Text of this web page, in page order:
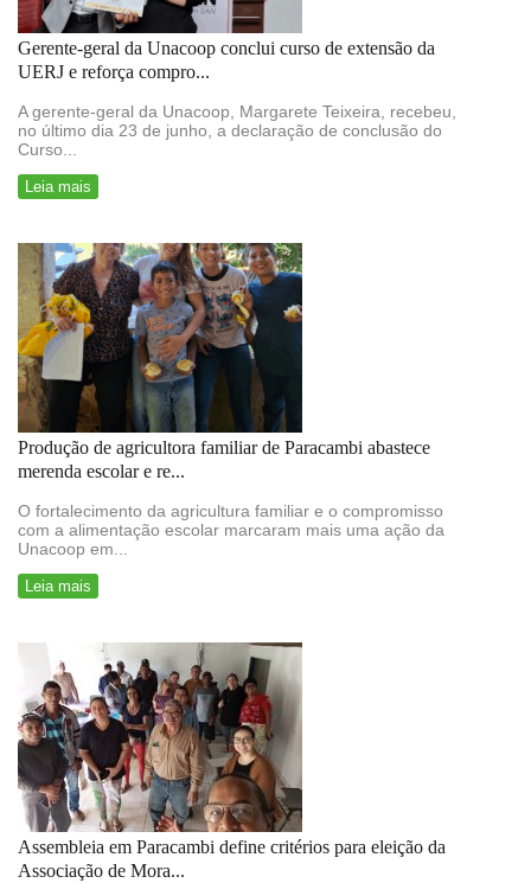
Gerente-geral da Unacoop conclui curso de extensão da
UERJ e reforça compro...
A gerente-geral da Unacoop, Margarete Teixeira, recebeu,
no último dia 23 de junho, a declaração de conclusão do
Curso...
Leia mais
Produção de agricultora familiar de Paracambi abastece
merenda escolar e re...
O fortalecimento da agricultura familiar e o compromisso
com a alimentação escolar marcaram mais uma ação da
Unacoop em...
Leia mais
Assembleia em Paracambi define critérios para eleição da
Associação de Mora...